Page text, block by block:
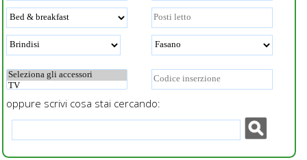
oppure scrivi cosa stai cercando: